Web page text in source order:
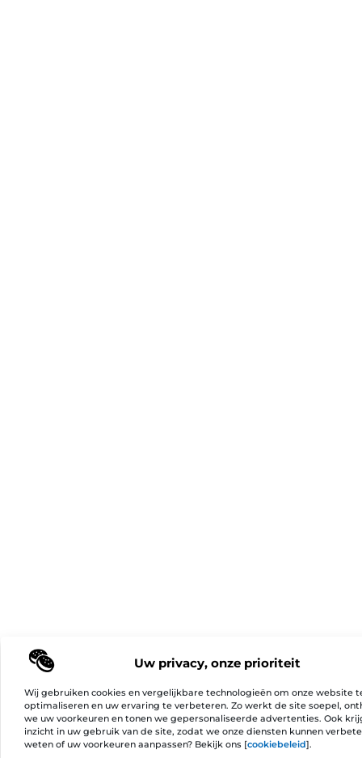
Uw privacy, onze prioriteit
Wij gebruiken cookies en vergelijkbare technologieën om onze website
optimaliseren en uw ervaring te verbeteren. Zo werkt de site soepel,
we uw voorkeuren en tonen we gepersonaliseerde advertenties. Ook
inzicht in uw gebruik van de site, zodat we onze diensten kunnen
weten of uw voorkeuren aanpassen? Bekijk ons [cookiebeleid].